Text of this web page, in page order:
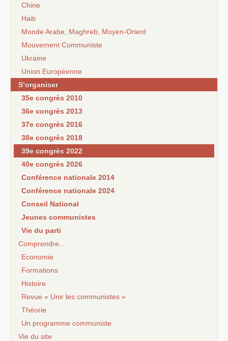
Chine
Haiti
Monde Arabe, Maghreb, Moyen-Orient
Mouvement Communiste
Ukraine
Union Européenne
S’organiser
35e congrès 2010
36e congrès 2013
37e congrès 2016
38e congrès 2018
39e congrès 2022
40e congrès 2026
Conférence nationale 2014
Conférence nationale 2024
Conseil National
Jeunes communistes
Vie du parti
Comprendre...
Economie
Formations
Histoire
Revue « Unir les communistes »
Théorie
Un programme communiste
Vie du site